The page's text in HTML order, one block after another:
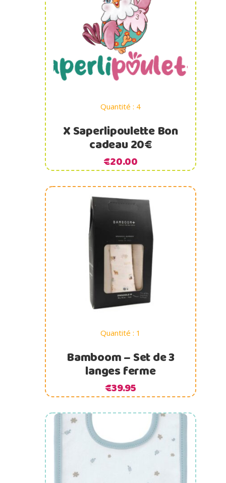
Quantité : 4
Ajouter au panier
X Saperlipoulette Bon
cadeau 20€
€20.00
Quantité : 1
Ajouter au panier
Bamboom – Set de 3
langes ferme
€39.95